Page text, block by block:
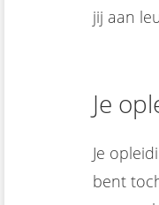
jij aan
Je
Je
bent